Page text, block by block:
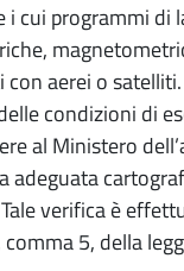
i cui programmi
aerei o satelliti.
condizioni di
al Ministero
verifica è
5, della